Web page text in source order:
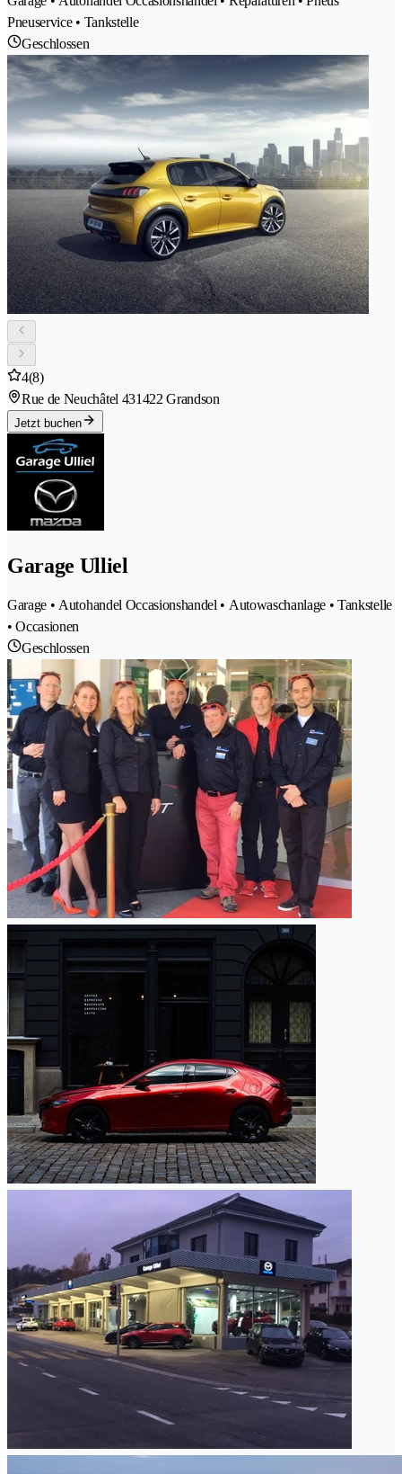
Pneuservice • Tankstelle
Geschlossen
4(8)
Rue de Neuchâtel 431422 Grandson
Jetzt buchen
Garage Ulliel
Garage • Autohandel Occasionshandel • Autowaschanlage • Tankstelle
• Occasionen
Geschlossen